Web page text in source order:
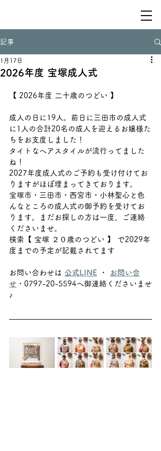
記事
2026年度 宝塚成人式
1月17日
【 2026年度 二十歳のつどい 】
成人の日に19人。前日に三田市の成人式
に1人の合計20名の成人を迎えるお嬢様た
ちをお支度しました！
タイトなヘアスタイルが流行ってました
ね！
2027年度成人式のご予約も受け付けてお
りますがほぼ埋まってきております。
宝塚市・三田市・西宮市・小林聖心と色
んなところの成人式の御予約を受けてお
ります。まだお探しの方は一度、ご連絡
くださいませ。
検索【 宝塚 ２０歳のつどい 】 で2029年
度までの予定が記載されてます
お問い合わせは 公式LINE ・
お問い合
せ ・0797-20-5594へ御連絡くださいませ
♪